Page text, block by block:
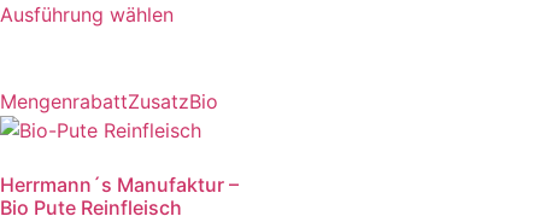
Ausführung wählen
MengenrabattZusatzBio
Herrmann´s Manufaktur –
Bio Pute Reinfleisch